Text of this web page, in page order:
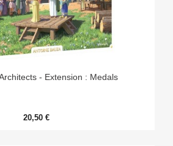
- Extension : Medals
20,50 €